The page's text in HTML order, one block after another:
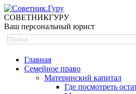
СОВЕТНИКГУРУ
Ваш персональный юрист
Главная
Семейное право
Материнский капитал
Где посмотреть